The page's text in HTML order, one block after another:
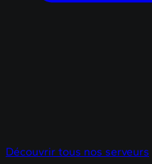
Découvrir tous nos serveurs